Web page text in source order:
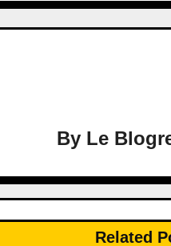
By Le
Related